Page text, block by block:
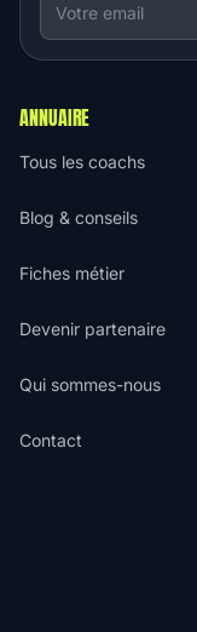
ANNUAIRE
Tous les coachs
Blog & conseils
Fiches métier
Devenir partenaire
Qui sommes-nous
Contact